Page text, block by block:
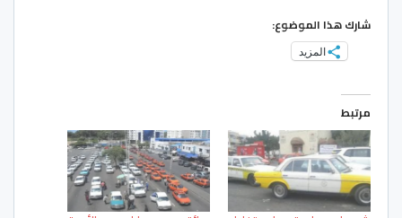
شارك هذا الموضوع:
المزيد
مرتبط